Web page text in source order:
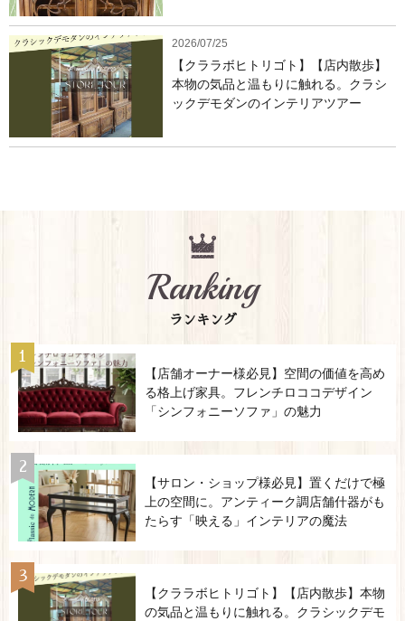
2026/07/25
【クララボヒトリゴト】【店内散歩】
本物の気品と温もりに触れる。クラシ
ックデモダンのインテリアツアー
Ranking
ランキング
【店舗オーナー様必見】空間の価値を高め
る格上げ家具。フレンチロココデザイン
「シンフォニーソファ」の魅力
【サロン・ショップ様必見】置くだけで極
上の空間に。アンティーク調店舗什器がも
たらす「映える」インテリアの魔法
【クララボヒトリゴト】【店内散歩】本物
の気品と温もりに触れる。クラシックデモ